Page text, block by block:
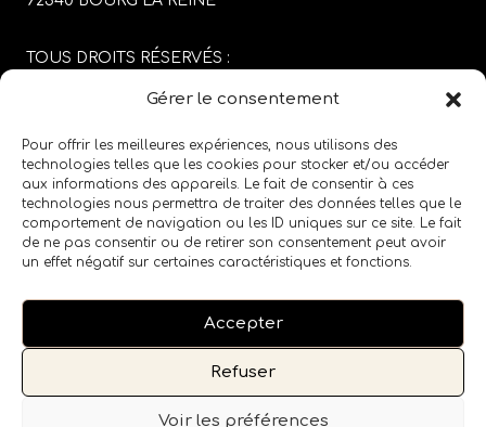
Gérer le consentement
Pour offrir les meilleures expériences, nous utilisons des
technologies telles que les cookies pour stocker et/ou accéder
aux informations des appareils. Le fait de consentir à ces
technologies nous permettra de traiter des données telles que le
comportement de navigation ou les ID uniques sur ce site. Le fait
de ne pas consentir ou de retirer son consentement peut avoir
un effet négatif sur certaines caractéristiques et fonctions.
Accepter
Refuser
Voir les préférences
TOUS DROITS RÉSERVÉS :
CONCEPTION DU SITE :
MENTIONS LÉGALES/CGV
SUIVEZ LE SALON SUR LES RÉSEAUX SOCIAUX